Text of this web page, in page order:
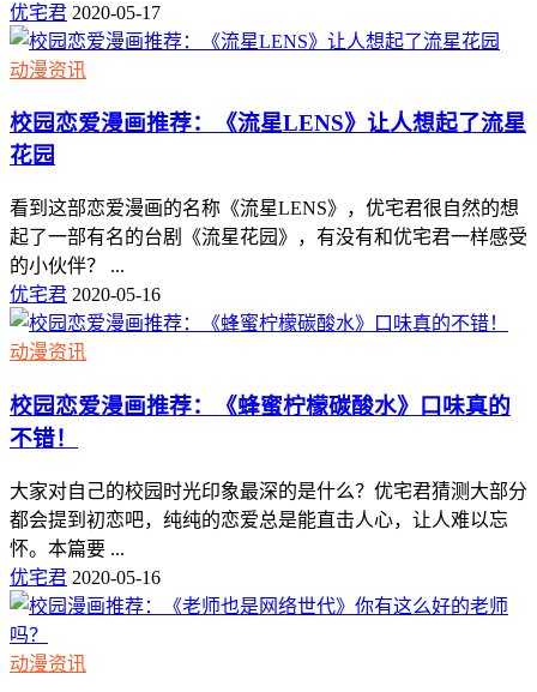
优宅君 2020-05-17
动漫资讯
校园恋爱漫画推荐：《流星LENS》让人想起了流星
花园
看到这部恋爱漫画的名称《流星LENS》，优宅君很自然的想
起了一部有名的台剧《流星花园》，有没有和优宅君一样感受
的小伙伴？ ...
优宅君 2020-05-16
动漫资讯
校园恋爱漫画推荐：《蜂蜜柠檬碳酸水》口味真的
不错！
大家对自己的校园时光印象最深的是什么？优宅君猜测大部分
都会提到初恋吧，纯纯的恋爱总是能直击人心，让人难以忘
怀。本篇要 ...
优宅君 2020-05-16
动漫资讯